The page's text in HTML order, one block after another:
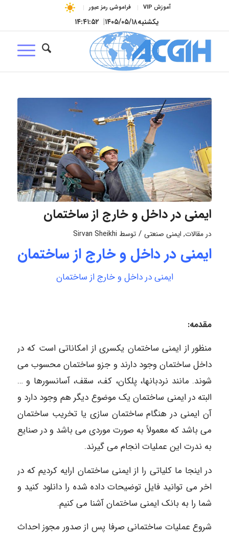
آموزش VIP فراموشی رمز عبور
یکشنبه۱۴۰۵/۰۵/۱۸| ۱۴:۴۱:۵۳
ایمنی در داخل و خارج از ساختمان
در مقالات, ایمنی صنعتی / توسط Sirvan Sheikhi
ایمنی در داخل و خارج از ساختمان
ایمنی در داخل و خارج از ساختمان
مقدمه:
منظور از ایمنی ساختمان یکسری از امکاناتی است که در
داخل ساختمان وجود دارند و جزو ساختمان محسوب می
شوند. مانند نردبانها، پلکان، کف، سقف، آسانسورها و …
البته در ایمنی ساختمان یک موضوع دیگر هم وجود دارد و
آن ایمنی در هنگام ساختمان سازی یا تخریب ساختمان
می باشد که معمولاً به صورت موردی می باشد و در صنایع
به ندرت این عملیات انجام می گیرند.
در اینجا ما کلیاتی را از ایمنی ساختمان ارایه کردیم که در
اخر می توانید فایل توضیحات داده شده را دانلود کنید و
شما را به بانک ایمنی ساختمان آشنا می کنیم.
شروع عملیات ساختمانی صرفا پس از صدور مجوز احداث